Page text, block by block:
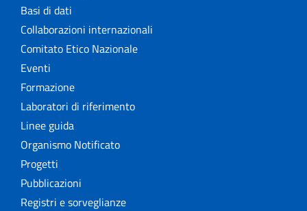
Basi di dati
Collaborazioni internazionali
Comitato Etico Nazionale
Eventi
Formazione
Laboratori di riferimento
Linee guida
Organismo Notificato
Progetti
Pubblicazioni
Registri e sorveglianze